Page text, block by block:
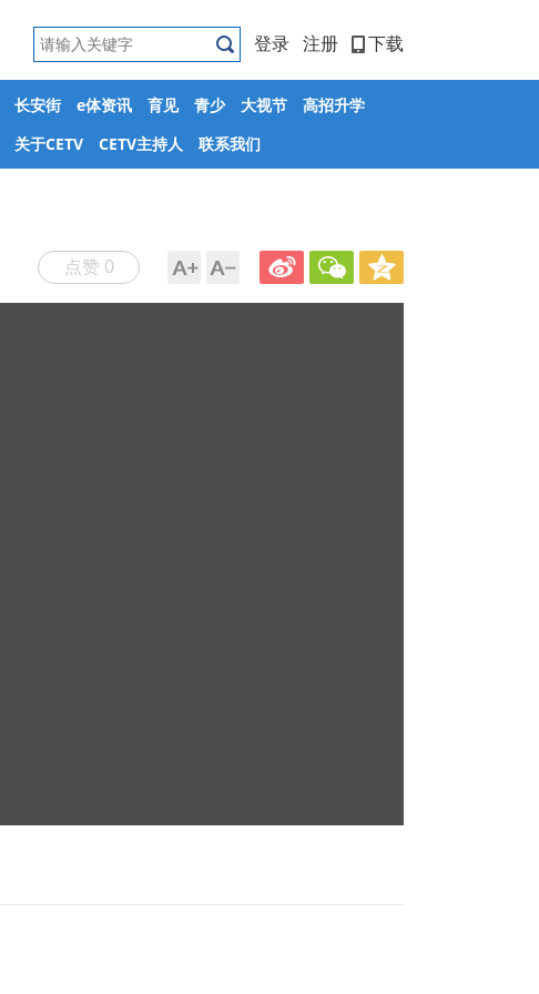
登录 注册 下载
长安街 e体资讯 育见 青少 大视节
高招升学
关于CETV CETV主持人 联系我们
点赞 0